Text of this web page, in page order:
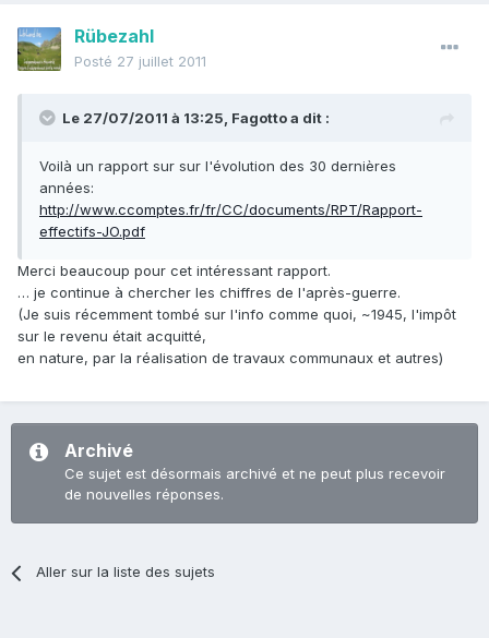
Rübezahl
Posté 27 juillet 2011
Le 27/07/2011 à 13:25, Fagotto a dit :
Voilà un rapport sur sur l'évolution des 30 dernières
années:
http://www.ccomptes.fr/fr/CC/documents/RPT/Rapport-
effectifs-JO.pdf
Merci beaucoup pour cet intéressant rapport.
… je continue à chercher les chiffres de l'après-guerre.
(Je suis récemment tombé sur l'info comme quoi, ~1945, l'impôt
sur le revenu était acquitté,
en nature, par la réalisation de travaux communaux et autres)
Archivé
Ce sujet est désormais archivé et ne peut plus recevoir
de nouvelles réponses.
Aller sur la liste des sujets